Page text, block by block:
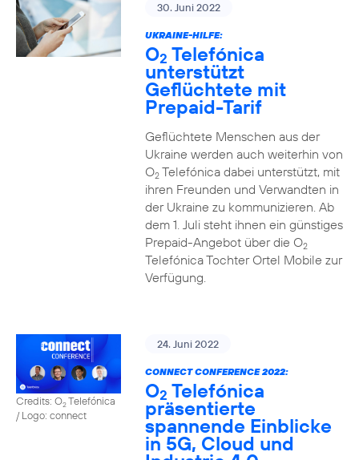
30. Juni 2022
UKRAINE-HILFE:
O2 Telefónica
unterstützt
Geflüchtete mit
Prepaid-Tarif
Geflüchtete Menschen aus der
Ukraine werden auch weiterhin von
O2Telefónica dabei unterstützt, mit
ihren Freunden und Verwandten in
der Ukraine zu kommunizieren. Ab
dem 1. Juli steht ihnen ein günstiges
Prepaid-Angebot über die O2
Telefónica Tochter Ortel Mobile zur
Verfügung.
Credits: O2Telefónica
/ Logo: connect
24. Juni 2022
CONNECT CONFERENCE 2022:
O2 Telefónica
präsentierte
spannende Einblicke
in 5G, Cloud und